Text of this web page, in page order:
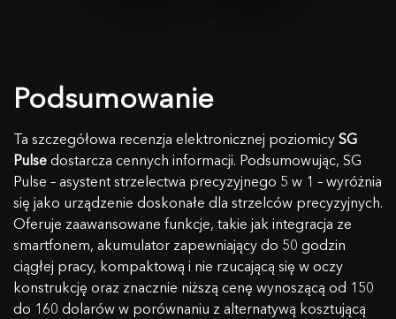
Podsumowanie
Ta szczegółowa recenzja elektronicznej poziomicy SG
Pulse dostarcza cennych informacji. Podsumowując, SG
Pulse – asystent strzelectwa precyzyjnego 5 w 1 – wyróżnia
się jako urządzenie doskonałe dla strzelców precyzyjnych.
Oferuje zaawansowane funkcje, takie jak integracja ze
smartfonem, akumulator zapewniający do 50 godzin
ciągłej pracy, kompaktową i nie rzucającą się w oczy
konstrukcję oraz znacznie niższą cenę wynoszącą od 150
do 160 dolarów w porównaniu z alternatywą kosztującą